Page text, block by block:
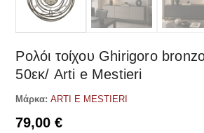
Ρολόι τοίχου Ghirigoro
50εκ/ Arti e Mestieri
Μάρκα: ARTI E MESTIERI
79,00€